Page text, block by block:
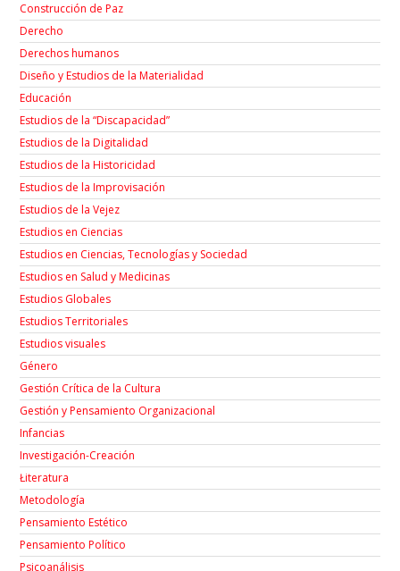
Construcción de Paz
Derecho
Derechos humanos
Diseño y Estudios de la Materialidad
Educación
Estudios de la “Discapacidad”
Estudios de la Digitalidad
Estudios de la Historicidad
Estudios de la Improvisación
Estudios de la Vejez
Estudios en Ciencias
Estudios en Ciencias, Tecnologías y Sociedad
Estudios en Salud y Medicinas
Estudios Globales
Estudios Territoriales
Estudios visuales
Género
Gestión Crítica de la Cultura
Gestión y Pensamiento Organizacional
Infancias
Investigación-Creación
Łiteratura
Metodología
Pensamiento Estético
Pensamiento Político
Psicoanálisis